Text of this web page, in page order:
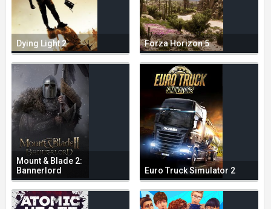
Dying Light 2 Forza Horizon 5
Mount & Blade 2:
Bannerlord
Euro Truck Simulator 2